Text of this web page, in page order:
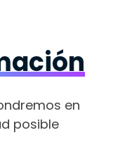
en
posible